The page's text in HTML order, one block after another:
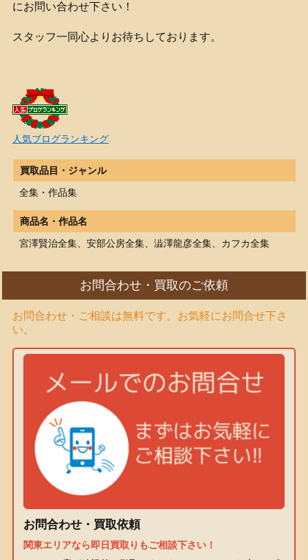
にお問い合わせ下さい！
スタッフ一同心よりお待ちしております。
人気ブログランキング
買取品目・ジャンル
全集・作品集
商品名・作品名
宮澤賢治全集、安部公房全集、澁澤龍彦全集、カフカ全集
お問合わせ・買取のご依頼
お問合わせ・ご相談は無料です。お気軽にお問合せ下さ
い。
お問合わせ・買取依頼
関東エリアなら即日買取りもご相談下さい！